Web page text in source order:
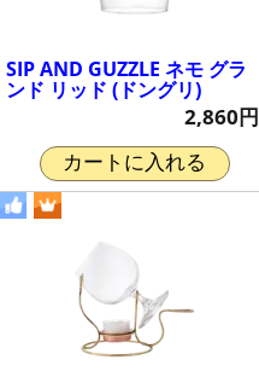
SIP AND GUZZLE ネモ グラ
ンド リッド (ドングリ)
2,860円
カートに入れる